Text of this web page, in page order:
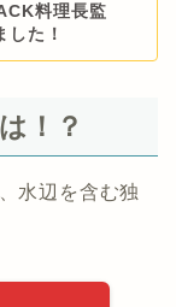
料理長監
した！
！？
水辺を含む独